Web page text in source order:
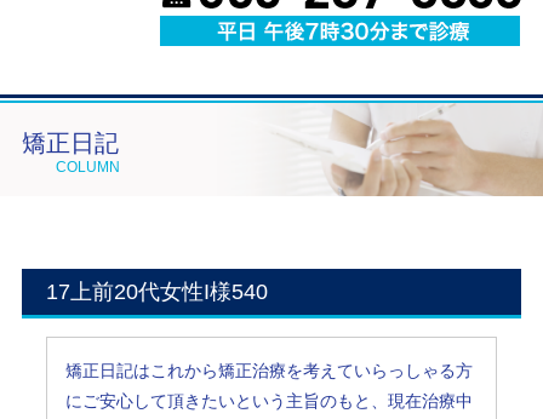
矯正日記
COLUMN
17上前20代女性I様540
矯正日記はこれから矯正治療を考えていらっしゃる方
にご安心して頂きたいという主旨のもと、現在治療中